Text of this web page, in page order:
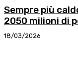
Sempre più
2050 milioni di
18/03/2026